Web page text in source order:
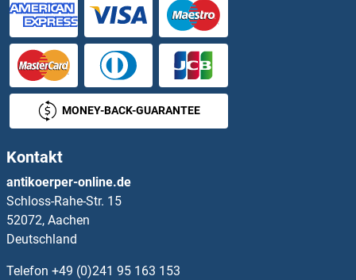
WWC1 Antikörper
WWC3 Antikörper
WWOX Antikörper
WWP1 Antikörper
WWP2 Antikörper
WWTR1 Antikörper
MONEY-BACK-GUARANTEE
Kontakt
antikoerper-online.de
Schloss-Rahe-Str. 15
52072, Aachen
Deutschland
Telefon +49 (0)241 95 163 153